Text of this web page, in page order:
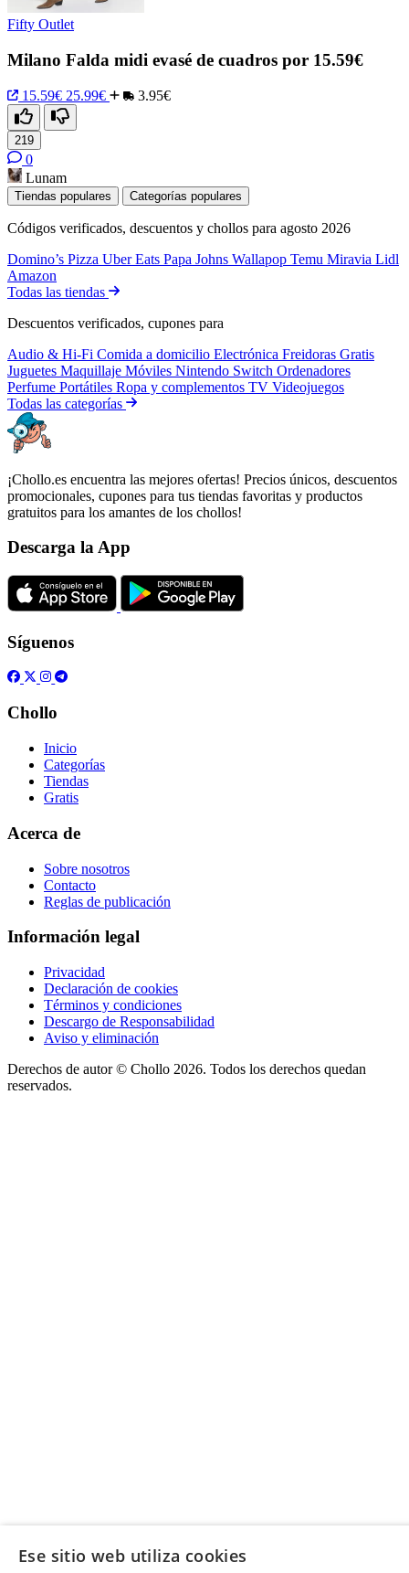
Fifty Outlet
Milano Falda midi evasé de cuadros por 15.59€
15.59€ 25.99€ 3.95€
219
0
Lunam
Tiendas populares Categorías populares
Códigos verificados, descuentos y chollos para agosto 2026
Domino’s Pizza Uber Eats Papa Johns Wallapop Temu Miravia Lidl
Amazon
Todas las tiendas
Descuentos verificados, cupones para
Audio & Hi-Fi Comida a domicilio Electrónica Freidoras Gratis
Juguetes Maquillaje Móviles Nintendo Switch Ordenadores
Perfume Portátiles Ropa y complementos TV Videojuegos
Todas las categorías
¡Chollo.es encuentra las mejores ofertas! Precios únicos, descuentos
promocionales, cupones para tus tiendas favoritas y productos
gratuitos para los amantes de los chollos!
Descarga la App
Síguenos
Chollo
Inicio
Categorías
Tiendas
Gratis
Acerca de
Sobre nosotros
Contacto
Reglas de publicación
Información legal
Privacidad
Declaración de cookies
Términos y condiciones
Descargo de Responsabilidad
Aviso y eliminación
Derechos de autor © Chollo 2026. Todos los derechos quedan
reservados.
Ese sitio web utiliza cookies